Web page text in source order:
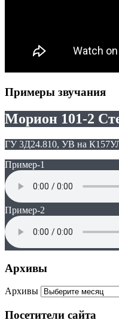
Примеры звучания
Морион 101-2
ГУ 3Д24.810, УВ на
Пример-1
Пример-2
Архивы
Архивы
Посетители сайта